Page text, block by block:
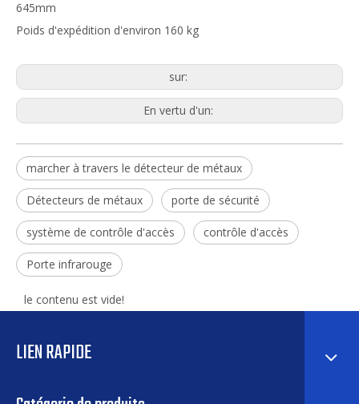
645mm
Poids d'expédition d'environ 160 kg
sur:
En vertu d'un:
marcher à travers le détecteur de métaux
Détecteurs de métaux porte de sécurité
système de contrôle d'accès contrôle d'accès
Porte infrarouge
le contenu est vide!
LIEN RAPIDE